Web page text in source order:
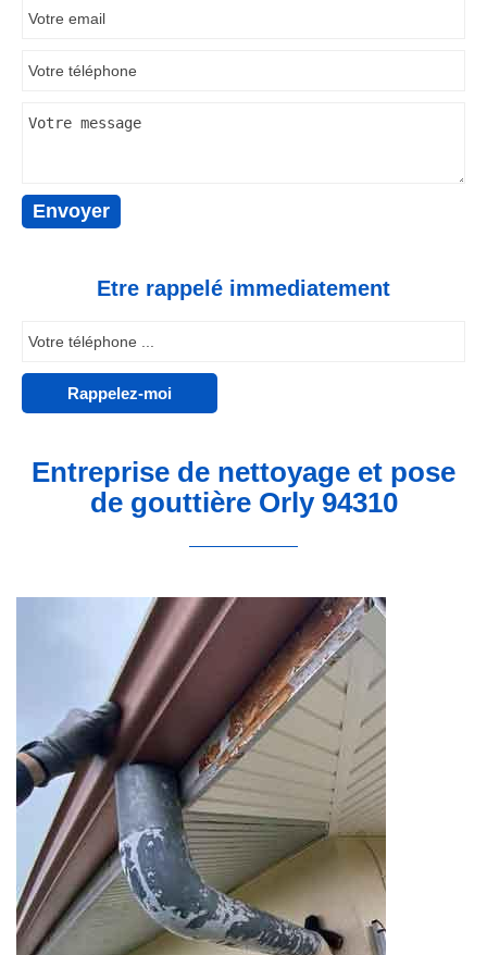
Etre rappelé immediatement
Entreprise de nettoyage et pose
de gouttière Orly 94310